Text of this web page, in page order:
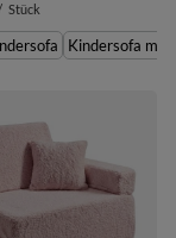
\ cremig cremig \
Kindersofa
Stück
Kindersofa mit